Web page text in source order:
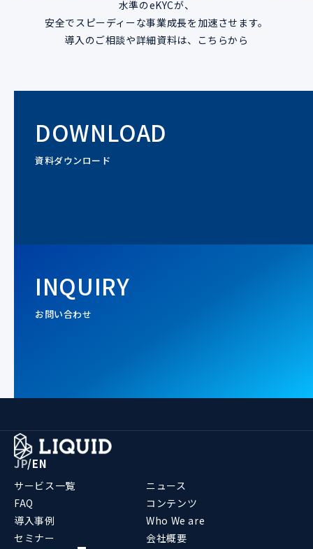
水準のeKYCが、
安全でスピーディーな事業成長を加速させます。
導入のご相談や詳細資料は、こちらから
DOWNLOAD
資料ダウンロード
INQUIRY
お問い合わせ
JP/EN
サービス一覧
FAQ
導入事例
セミナー
ニュース
コンテンツ
Who We are
会社概要